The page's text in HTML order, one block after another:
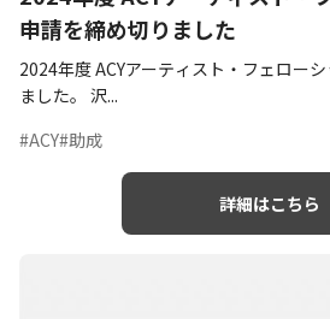
申請を締め切りました
2024年度 ACYアーティスト・フェロー
ました。 沢...
#ACY#助成
詳細はこちら